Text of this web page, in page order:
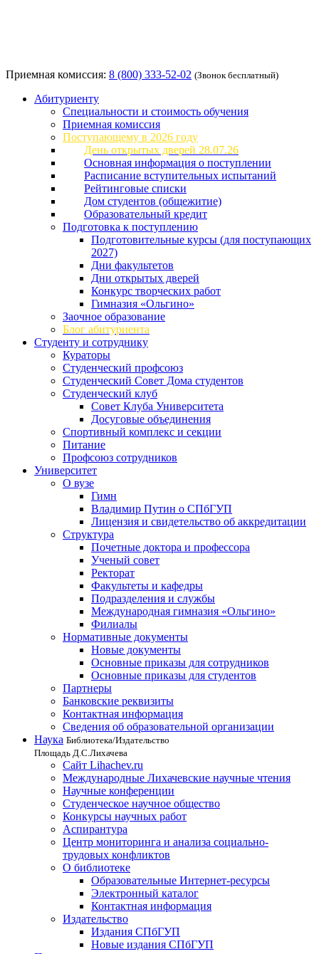
Приемная комиссия: 8 (800) 333-52-02 (Звонок бесплатный)
Абитуриенту
Специальности и стоимость обучения
Приемная комиссия
Поступающему в 2026 году
День открытых дверей 28.07.26
Основная информация о поступлении
Расписание вступительных испытаний
Рейтинговые списки
Дом студентов (общежитие)
Образовательный кредит
Подготовка к поступлению
Подготовительные курсы (для поступающих
2027)
Дни факультетов
Дни открытых дверей
Конкурс творческих работ
Гимназия «Ольгино»
Заочное образование
Блог абитуриента
Студенту и сотруднику
Кураторы
Студенческий профсоюз
Студенческий Совет Дома студентов
Студенческий клуб
Совет Клуба Университета
Досуговые объединения
Спортивный комплекс и секции
Питание
Профсоюз сотрудников
Университет
О вузе
Гимн
Владимир Путин о СПбГУП
Лицензия и свидетельство об аккредитации
Структура
Почетные доктора и профессора
Ученый совет
Ректорат
Факультеты и кафедры
Подразделения и службы
Международная гимназия «Ольгино»
Филиалы
Нормативные документы
Новые документы
Основные приказы для сотрудников
Основные приказы для студентов
Партнеры
Банковские реквизиты
Контактная информация
Сведения об образовательной организации
Наука Библиотека/Издательство
Площадь Д.С.Лихачева
Сайт Lihachev.ru
Международные Лихачевские научные чтения
Научные конференции
Студенческое научное общество
Конкурсы научных работ
Аспирантура
Центр мониторинга и анализа социально-
трудовых конфликтов
О библиотеке
Образовательные Интернет-ресурсы
Электронный каталог
Контактная информация
Издательство
Издания СПбГУП
Новые издания СПбГУП